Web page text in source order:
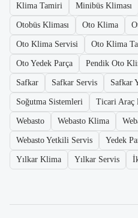
Klima Tamiri Minibüs Kliması
Otobüs Kliması Oto Klima
Oto Klima Servisi Oto Klima
Oto Yedek Parça Pendik Oto
Safkar Safkar Servis Safkar
Soğutma Sistemleri Ticari Araç
Webasto Webasto Klima
Webasto Yetkili Servis Yedek
Yılkar Klima Yılkar Servis